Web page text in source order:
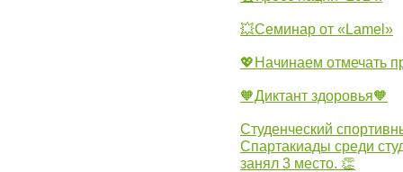
💥Семинар от «Lamel»
💖Начинаем отмечать
🧡Диктант здоровья🧡
Студенческий
Спартакиады среди
занял 3 место. 👏